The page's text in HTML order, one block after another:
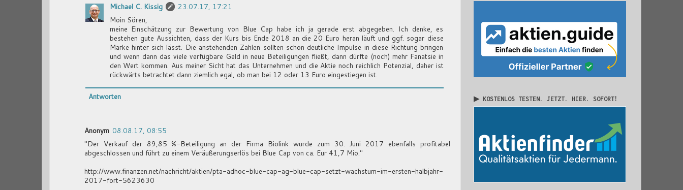
Michael C. Kissig
23.07.17, 17:21
Moin Sören,
meine Einschätzung zur Bewertung von Blue Cap habe ich ja gerade erst abgegeben. Ich denke, es
bestehen gute Aussichten, dass der Kurs bis Ende 2018 an die 20 Euro heran läuft und ggf. sogar diese
Marke hinter sich lässt. Die anstehenden Zahlen sollten schon deutliche Impulse in diese Richtung bringen
und wenn dann das viele verfügbare Geld in neue Beteiligungen fließt, dann dürfte (noch) mehr Fanatsie in
den Wert kommen. Aus meiner Sicht hat das Unternehmen und die Aktie noch reichlich Potenzial, daher ist
rückwärts betrachtet dann ziemlich egal, ob man bei 12 oder 13 Euro eingestiegen ist.
Antworten
Anonym 08.08.17, 08:55
"Der Verkauf der 89,85 %-Beteiligung an der Firma Biolink wurde zum 30. Juni 2017 ebenfalls profitabel
abgeschlossen und führt zu einem Veräußerungserlös bei Blue Cap von ca. Eur 41,7 Mio."
http://www.finanzen.net/nachricht/aktien/pta-adhoc-blue-cap-ag-blue-cap-setzt-wachstum-im-ersten-halbjahr-
2017-fort-5623630
▶ KOSTENLOS TESTEN. JETZT. HIER. SOFORT!